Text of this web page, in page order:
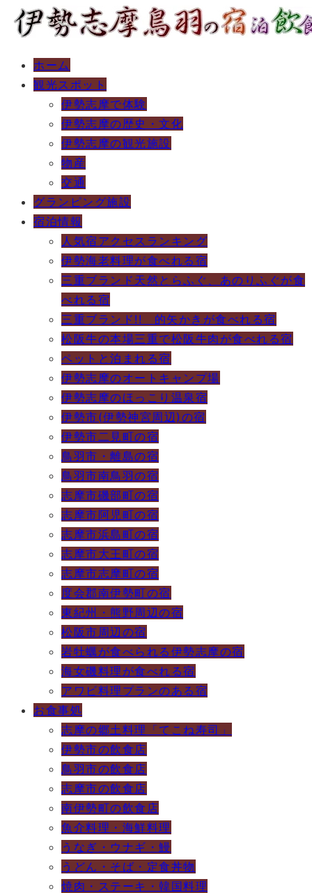
ホーム
観光スポット
伊勢志摩で体験
伊勢志摩の歴史・文化
伊勢志摩の観光施設
物産
交通
グランピング施設
宿泊情報
人気宿アクセスランキング
伊勢海老料理が食べれる宿
三重ブランド天然とらふぐ、あのりふぐが食
べれる宿
三重ブランド!! 的矢かきが食べれる宿
松阪牛の本場三重で松阪牛肉が食べれる宿
ペットと泊まれる宿
伊勢志摩のオートキャンプ場
伊勢志摩のほっこり温泉宿
伊勢市(伊勢神宮周辺)の宿
伊勢市二見町の宿
鳥羽市・離島の宿
鳥羽市南鳥羽の宿
志摩市磯部町の宿
志摩市阿児町の宿
志摩市浜島町の宿
志摩市大王町の宿
志摩市志摩町の宿
度会郡南伊勢町の宿
東紀州・熊野周辺の宿
松阪市周辺の宿
岩牡蠣が食べられる伊勢志摩の宿
海女磯料理が食べれる宿
アワビ料理プランのある宿
お食事処
志摩の郷土料理「てこね寿司」
伊勢市の飲食店
鳥羽市の飲食店
志摩市の飲食店
南伊勢町の飲食店
魚介料理・海鮮料理
うなぎ・ウナギ・鰻
うどん・そば・定食丼物
焼肉・ステーキ・韓国料理